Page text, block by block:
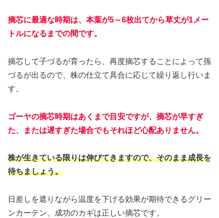
摘芯に最適な時期は、本葉が5～6枚出てから草丈が1メー
トルになるまでの間です。
摘芯して子づるが育ったら、再度摘芯することによって孫
づるが出るので、株の仕立て具合に応じて繰り返し行いま
す。
ゴーヤの摘芯時期はあくまで目安ですが、摘芯が早すぎ
た、または遅すぎた場合でもそれほど心配ありません。
株が生きている限りは伸びてきますので、そのまま成長を
待ちましょう。
日差しを遮りながら温度を下げる効果が期待できるグリー
ンカーテン、成功のカギは正しい摘芯です。